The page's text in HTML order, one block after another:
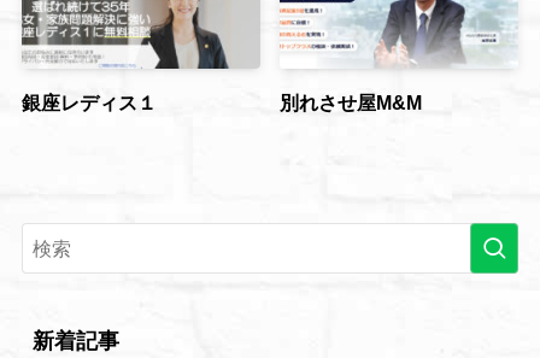
銀座レディス１ 別れさせ屋M&M
新着記事